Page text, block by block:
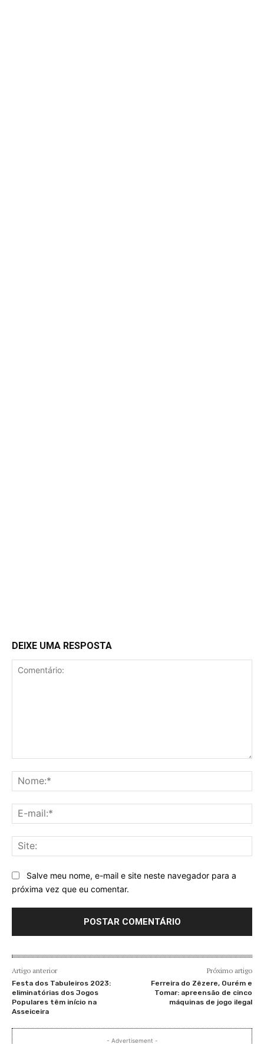
DEIXE UMA RESPOSTA
Salve meu nome, e-mail e site neste navegador para a
próxima vez que eu comentar.
Artigo anterior
Festa dos Tabuleiros 2023:
eliminatórias dos Jogos
Populares têm início na
Asseiceira
Próximo artigo
Ferreira do Zêzere, Ourém e
Tomar: apreensão de cinco
máquinas de jogo ilegal
- Advertisement -